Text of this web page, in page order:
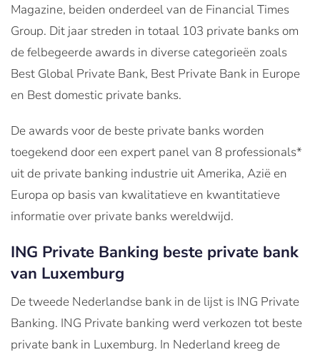
Magazine, beiden onderdeel van de Financial Times
Group. Dit jaar streden in totaal 103 private banks om
de felbegeerde awards in diverse categorieën zoals
Best Global Private Bank, Best Private Bank in Europe
en Best domestic private banks.
De awards voor de beste private banks worden
toegekend door een expert panel van 8 professionals*
uit de private banking industrie uit Amerika, Azië en
Europa op basis van kwalitatieve en kwantitatieve
informatie over private banks wereldwijd.
ING Private Banking beste private bank
van Luxemburg
De tweede Nederlandse bank in de lijst is ING Private
Banking. ING Private banking werd verkozen tot beste
private bank in Luxemburg. In Nederland kreeg de